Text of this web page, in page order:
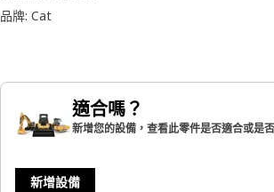
品牌: Cat
適合嗎？
新增您的設備，查看此零件是否適合或是
新增設備